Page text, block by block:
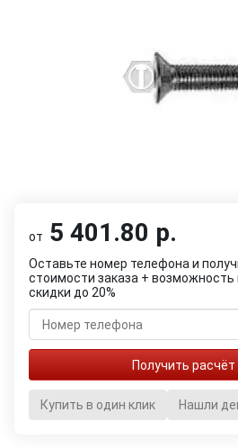
от 5 401.80 р.
Оставьте номер телефона и
стоимости заказа +
скидки до 20%
Купить в один клик Нашли